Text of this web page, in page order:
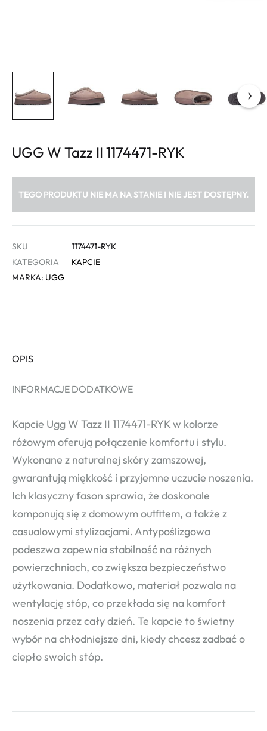
UGG W Tazz II 1174471-RYK
TEGO PRODUKTU NIE MA NA STANIE I NIE JEST DOSTĘPNY.
SKU
1174471-RYK
KATEGORIA
KAPCIE
MARKA: UGG
OPIS
INFORMACJE DODATKOWE
Kapcie Ugg W Tazz II 1174471-RYK w kolorze
różowym oferują połączenie komfortu i stylu.
Wykonane z naturalnej skóry zamszowej,
gwarantują miękkość i przyjemne uczucie noszenia.
Ich klasyczny fason sprawia, że doskonale
komponują się z domowym outfitem, a także z
casualowymi stylizacjami. Antypoślizgowa
podeszwa zapewnia stabilność na różnych
powierzchniach, co zwiększa bezpieczeństwo
użytkowania. Dodatkowo, materiał pozwala na
wentylację stóp, co przekłada się na komfort
noszenia przez cały dzień. Te kapcie to świetny
wybór na chłodniejsze dni, kiedy chcesz zadbać o
ciepło swoich stóp.